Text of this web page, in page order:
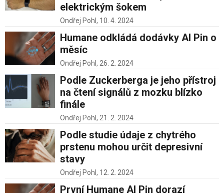
elektrickým šokem
Ondřej Pohl, 10. 4. 2024
Humane odkládá dodávky AI Pin o
měsíc
Ondřej Pohl, 26. 2. 2024
Podle Zuckerberga je jeho přístroj
na čtení signálů z mozku blízko
finále
Ondřej Pohl, 21. 2. 2024
Podle studie údaje z chytrého
prstenu mohou určit depresivní
stavy
Ondřej Pohl, 12. 2. 2024
První Humane AI Pin dorazí